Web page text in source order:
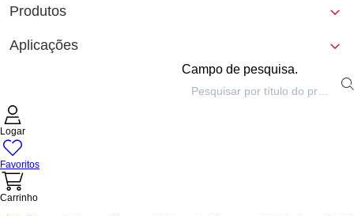
Produtos
Aplicações
Campo de pesquisa.
Logar
Favoritos
Carrinho